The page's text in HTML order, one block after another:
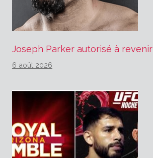
Joseph Parker autorisé à revenir
6 août 2026